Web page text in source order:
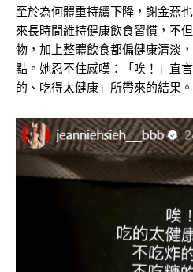
至於為何體重持續下降，謝金燕
來長時間維持健康飲食習慣，不
物，加上整體飲食都偏健康清淡
點。她忍不住感嘆：「唉！」直
的、吃得太健康」所帶來的結果。